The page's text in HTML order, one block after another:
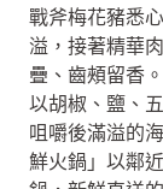
戰斧梅花豬悉
溢，接著精華
疊、齒頰留香
以胡椒、鹽、
咀嚼後滿溢的
鮮火鍋」以鄰